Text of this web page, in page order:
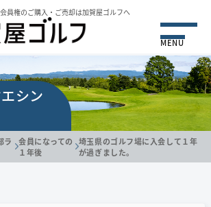
員権のご購⼊・ご売却は加賀屋ゴルフへ
MENU
シン
ラ
会員になっての
１年後
埼玉県のゴルフ場に入会して１年
が過ぎました。